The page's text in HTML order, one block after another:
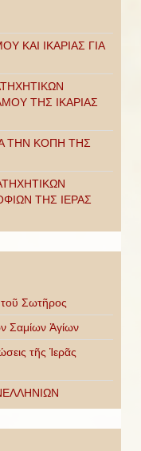
ΚΑΙ ΙΚΑΡΙΑΣ ΓΙΑ
ΤΗΣ ΙΚΑΡΙΑΣ
ΤΗΝ ΚΟΠΗ ΤΗΣ
ΤΗΣ ΙΕΡΑΣ
Σωτῆρος
Σαμίων Ἁγίων
τῆς Ἱερᾶς